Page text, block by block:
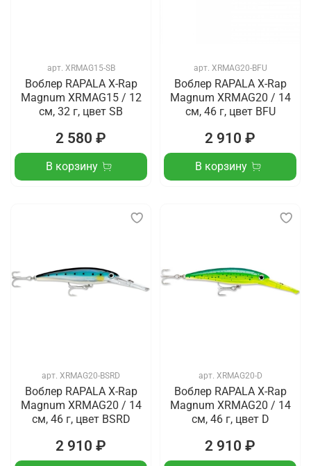
арт. XRMAG15-SB
Воблер RAPALA X-Rap
Magnum XRMAG15 / 12
см, 32 г, цвет SB
2 580 ₽
В корзину
арт. XRMAG20-BFU
Воблер RAPALA X-Rap
Magnum XRMAG20 / 14
см, 46 г, цвет BFU
2 910 ₽
В корзину
арт. XRMAG20-BSRD
Воблер RAPALA X-Rap
Magnum XRMAG20 / 14
см, 46 г, цвет BSRD
2 910 ₽
арт. XRMAG20-D
Воблер RAPALA X-Rap
Magnum XRMAG20 / 14
см, 46 г, цвет D
2 910 ₽